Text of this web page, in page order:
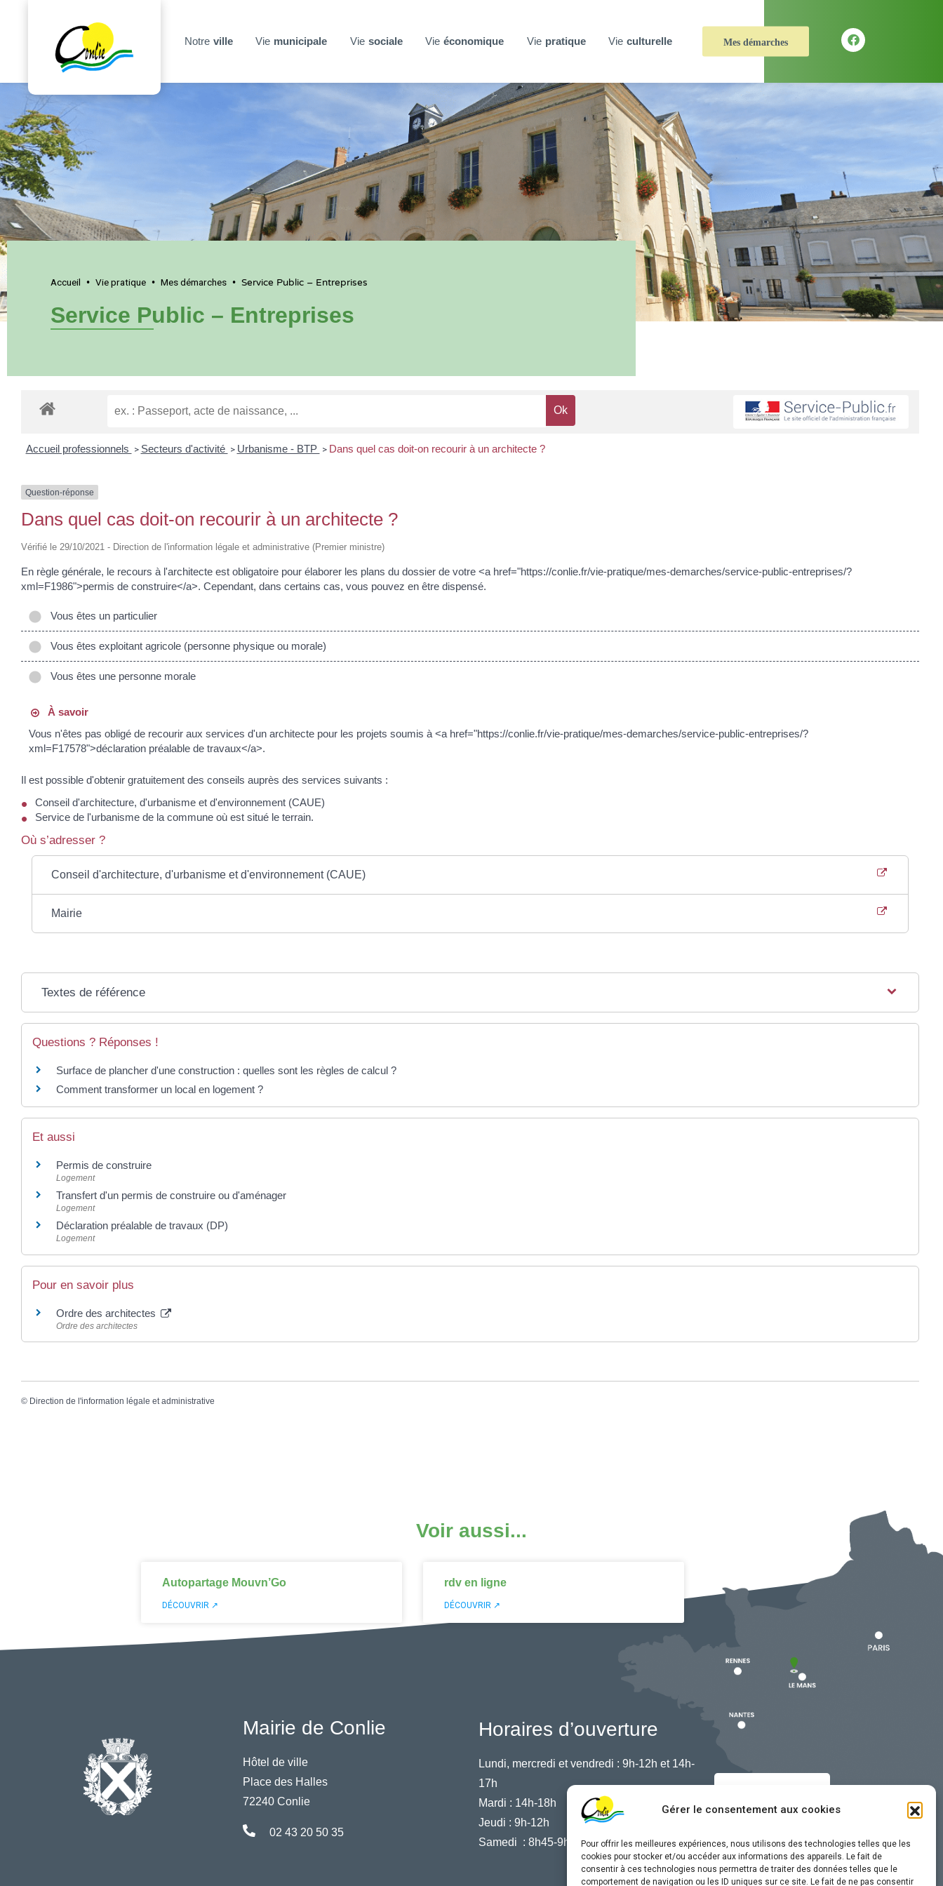
Gérer le consentement aux cookies
Pour offrir les meilleures expériences, nous utilisons des technologies telles que les
cookies pour stocker et/ou accéder aux informations des appareils. Le fait de
consentir à ces technologies nous permettra de traiter des données telles que le
comportement de navigation ou les ID uniques sur ce site. Le fait de ne pas consentir
Notre ville Vie municipale Vie sociale Vie économique Vie pratique Vie culturelle Mes démarches
Accueil • Vie pratique • Mes démarches • Service Public – Entreprises
Service Public – Entreprises
Accueil professionnels > Secteurs d'activité > Urbanisme - BTP > Dans quel cas doit-on recourir à un architecte ?
Question-réponse
Dans quel cas doit-on recourir à un architecte ?
Vérifié le 29/10/2021 - Direction de l'information légale et administrative (Premier ministre)
En règle générale, le recours à l'architecte est obligatoire pour élaborer les plans du dossier de votre <a href="https://conlie.fr/vie-pratique/mes-demarches/service-public-entreprises/?
xml=F1986">permis de construire</a>. Cependant, dans certains cas, vous pouvez en être dispensé.
Vous êtes un particulier
Vous êtes exploitant agricole (personne physique ou morale)
Vous êtes une personne morale
À savoir
Vous n'êtes pas obligé de recourir aux services d'un architecte pour les projets soumis à <a href="https://conlie.fr/vie-pratique/mes-demarches/service-public-entreprises/?
xml=F17578">déclaration préalable de travaux</a>.
Il est possible d'obtenir gratuitement des conseils auprès des services suivants :
Conseil d'architecture, d'urbanisme et d'environnement (CAUE)
Service de l'urbanisme de la commune où est situé le terrain.
Où s’adresser ?
Conseil d'architecture, d'urbanisme et d'environnement (CAUE)
Mairie
Textes de référence
Questions ? Réponses !
Surface de plancher d'une construction : quelles sont les règles de calcul ?
Comment transformer un local en logement ?
Et aussi
Permis de construire
Logement
Transfert d'un permis de construire ou d'aménager
Logement
Déclaration préalable de travaux (DP)
Logement
Pour en savoir plus
Ordre des architectes
Ordre des architectes
© Direction de l'information légale et administrative
Voir aussi...
Autopartage Mouvn’Go
DÉCOUVRIR ↗
rdv en ligne
DÉCOUVRIR ↗
Mairie de Conlie
Hôtel de ville
Place des Halles
72240 Conlie
02 43 20 50 35
Horaires d’ouverture
Lundi, mercredi et vendredi : 9h-12h et 14h-
17h
Mardi : 14h-18h
Jeudi : 9h-12h
Samedi : 8h45-9h45